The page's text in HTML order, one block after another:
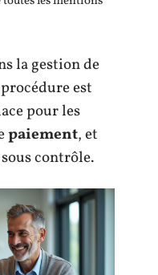
la gestion de
est
pour les
paiement, et
contrôle.